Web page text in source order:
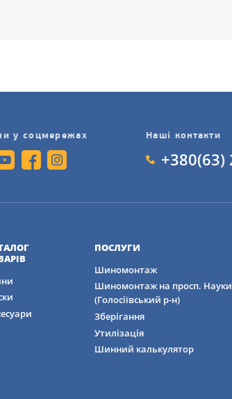
у соцмережах Наші контакти
+380(63)
ПОСЛУГИ
Шиномонтаж
Шиномонтаж на просп. Науки
(Голосіївський р-н)
Зберігання
Утилізація
Шинний калькулятор